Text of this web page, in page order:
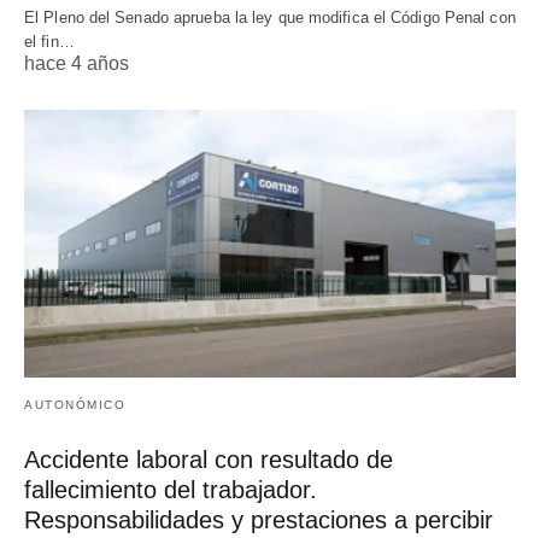
El Pleno del Senado aprueba la ley que modifica el Código Penal con
el fin…
hace 4 años
AUTONÓMICO
Accidente laboral con resultado de
fallecimiento del trabajador.
Responsabilidades y prestaciones a percibir